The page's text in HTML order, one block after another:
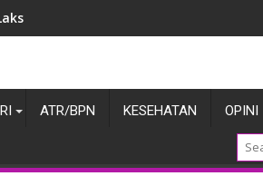
Latihan Menembak Pistol
ATR/BPN KESEHATAN OPINI